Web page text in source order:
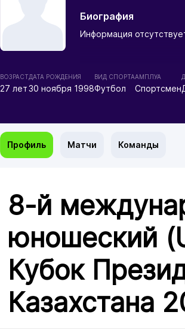
Биография
Информация
ВОЗРАСТ
27 лет
ДАТА РОЖДЕНИЯ
30 ноября 1998
ВИД СПОРТА
Футбол
АМПЛУА
Спортсмен
Профиль Матчи Команды
8-й
юношеский
Кубок
Казахстана